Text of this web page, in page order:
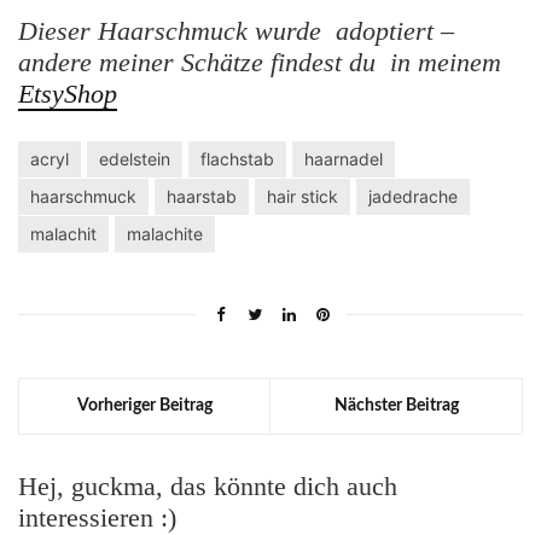
Dieser Haarschmuck wurde adoptiert –
andere meiner Schätze findest du in meinem
EtsyShop
acryl edelstein flachstab
haarnadel
haarschmuck
haarstab hair stick
jadedrache
malachit
malachite
Vorheriger Beitrag Nächster Beitrag
Hej, guckma, das könnte dich auch
interessieren :)